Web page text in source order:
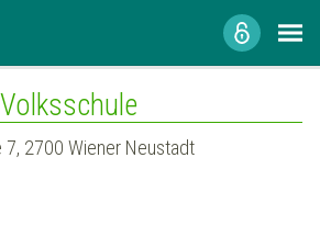
2700 Wiener Neustadt